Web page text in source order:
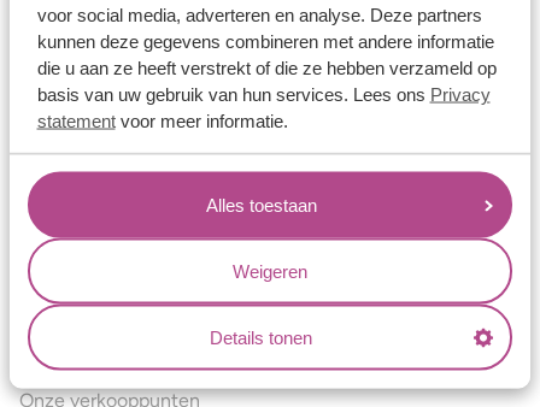
voor social media, adverteren en analyse. Deze partners
kunnen deze gegevens combineren met andere informatie
die u aan ze heeft verstrekt of die ze hebben verzameld op
basis van uw gebruik van hun services. Lees ons Privacy
statementvoor meer informatie.
Alles toestaan
Weigeren
Details tonen
Aller Spanninga
Historie
Certificaten
Blogs
Jouw voordelen
Conflictvrije Materialen
Oneindig veel mogelijkheden
Kwaliteit
Juweliers & Contact
Onze verkooppunten